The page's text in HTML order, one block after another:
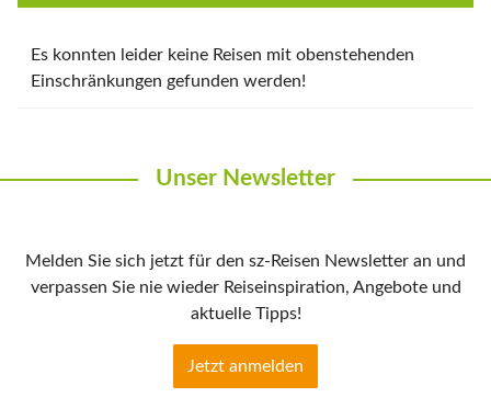
Es konnten leider keine Reisen mit obenstehenden
Einschränkungen gefunden werden!
Unser Newsletter
Melden Sie sich jetzt für den sz-Reisen Newsletter an und
verpassen Sie nie wieder Reiseinspiration, Angebote und
aktuelle Tipps!
Jetzt anmelden